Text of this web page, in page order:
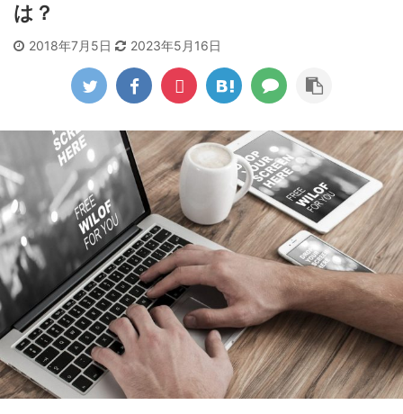
は？
2018年7月5日 2023年5月16日